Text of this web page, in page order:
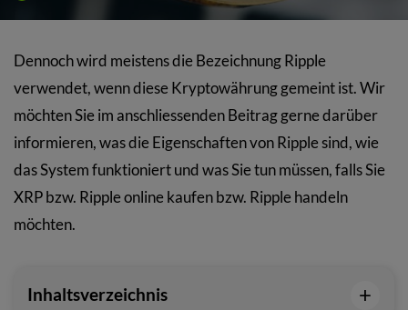
Dennoch wird meistens die Bezeichnung Ripple
verwendet, wenn diese Kryptowährung gemeint ist. Wir
möchten Sie im anschliessenden Beitrag gerne darüber
informieren, was die Eigenschaften von Ripple sind, wie
das System funktioniert und was Sie tun müssen, falls Sie
XRP bzw. Ripple online kaufen bzw. Ripple handeln
möchten.
Inhaltsverzeichnis +